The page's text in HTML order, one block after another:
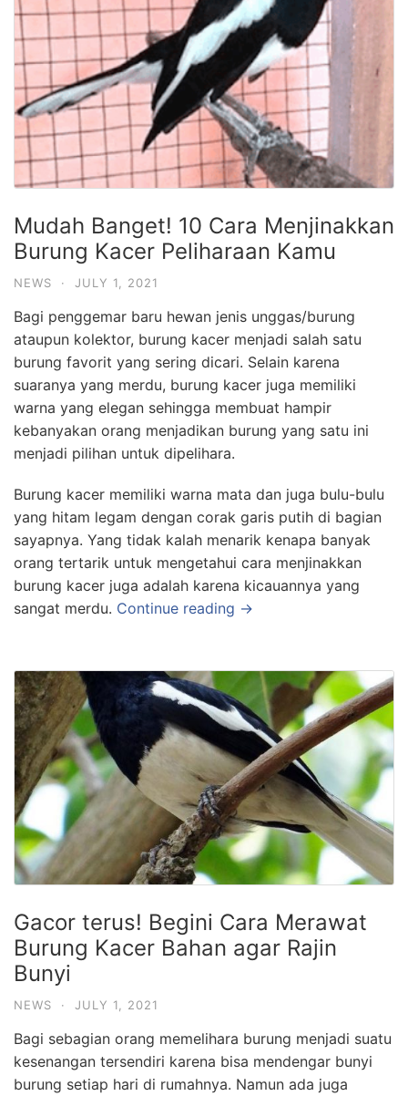
Mudah Banget! 10 Cara Menjinakkan
Burung Kacer Peliharaan Kamu
NEWS · JULY 1, 2021
Bagi penggemar baru hewan jenis unggas/burung
ataupun kolektor, burung kacer menjadi salah satu
burung favorit yang sering dicari. Selain karena
suaranya yang merdu, burung kacer juga memiliki
warna yang elegan sehingga membuat hampir
kebanyakan orang menjadikan burung yang satu ini
menjadi pilihan untuk dipelihara.
Burung kacer memiliki warna mata dan juga bulu-bulu
yang hitam legam dengan corak garis putih di bagian
sayapnya. Yang tidak kalah menarik kenapa banyak
orang tertarik untuk mengetahui cara menjinakkan
burung kacer juga adalah karena kicauannya yang
sangat merdu. Continue reading →
Gacor terus! Begini Cara Merawat
Burung Kacer Bahan agar Rajin
Bunyi
NEWS · JULY 1, 2021
Bagi sebagian orang memelihara burung menjadi suatu
kesenangan tersendiri karena bisa mendengar bunyi
burung setiap hari di rumahnya. Namun ada juga